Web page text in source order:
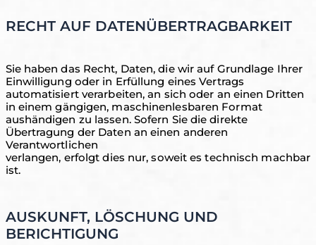
RECHT AUF DATENÜBERTRAGBARKEIT
Sie haben das Recht, Daten, die wir auf Grundlage Ihrer
Einwilligung oder in Erfüllung eines Vertrags
automatisiert verarbeiten, an sich oder an einen Dritten
in einem gängigen, maschinenlesbaren Format
aushändigen zu lassen. Sofern Sie die direkte
Übertragung der Daten an einen anderen
Verantwortlichen
verlangen, erfolgt dies nur, soweit es technisch machbar
ist.
AUSKUNFT, LÖSCHUNG UND
BERICHTIGUNG